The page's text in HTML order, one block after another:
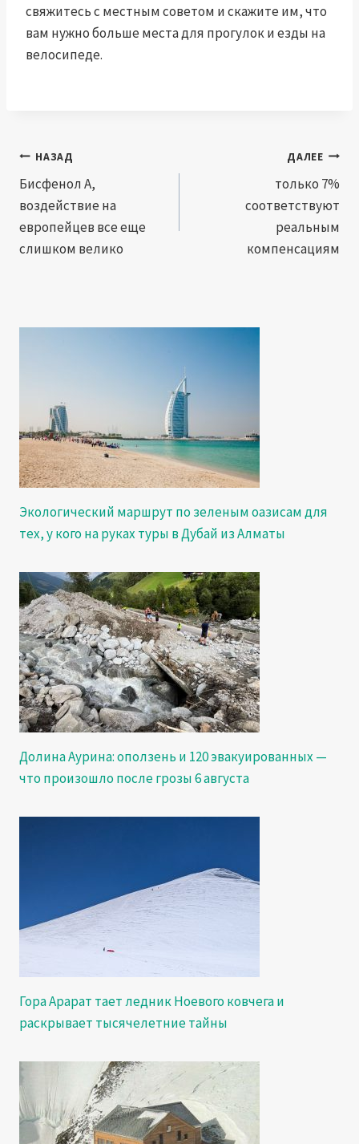
свяжитесь с местным советом и скажите им, что
вам нужно больше места для прогулок и езды на
велосипеде.
Навигация
по
записям
НАЗАД
Бисфенол А,
воздействие на
европейцев все еще
слишком велико
ДАЛЕЕ
только 7%
соответствуют
реальным
компенсациям
Экологический маршрут по зеленым оазисам для
тех, у кого на руках туры в Дубай из Алматы
Долина Аурина: оползень и 120 эвакуированных —
что произошло после грозы 6 августа
Гора Арарат тает ледник Ноевого ковчега и
раскрывает тысячелетние тайны